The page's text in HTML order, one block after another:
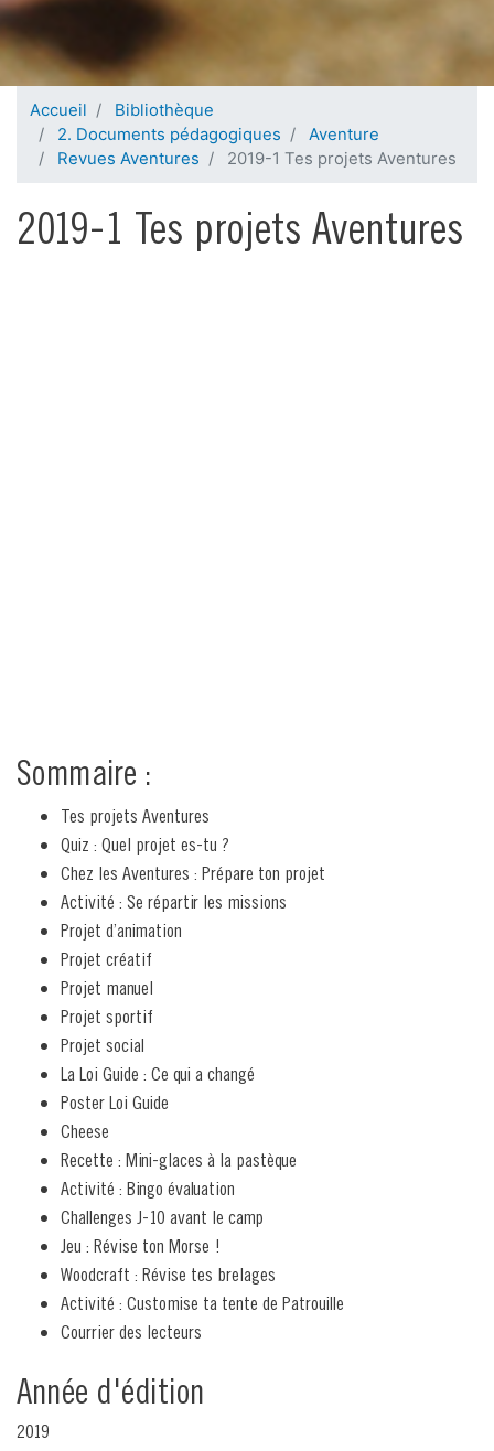
Accueil
Bibliothèque
2. Documents pédagogiques
Aventure
Revues Aventures
2019-1 Tes projets Aventures
2019-1 Tes projets Aventures
Sommaire :
Tes projets Aventures
Quiz : Quel projet es-tu ?
Chez les Aventures : Prépare ton projet
Activité : Se répartir les missions
Projet d’animation
Projet créatif
Projet manuel
Projet sportif
Projet social
La Loi Guide : Ce qui a changé
Poster Loi Guide
Cheese
Recette : Mini-glaces à la pastèque
Activité : Bingo évaluation
Challenges J-10 avant le camp
Jeu : Révise ton Morse !
Woodcraft : Révise tes brelages
Activité : Customise ta tente de Patrouille
Courrier des lecteurs
Année d'édition
2019